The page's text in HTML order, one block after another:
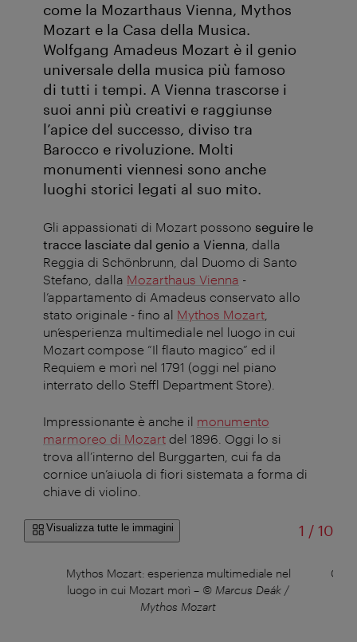
come la Mozarthaus Vienna, Mythos
Mozart e la Casa della Musica.
Wolfgang Amadeus Mozart è il genio
universale della musica più famoso
di tutti i tempi. A Vienna trascorse i
suoi anni più creativi e raggiunse
l’apice del successo, diviso tra
Barocco e rivoluzione. Molti
monumenti viennesi sono anche
luoghi storici legati al suo mito.
Gli appassionati di Mozart possono seguire le
tracce lasciate dal genio a Vienna , dalla
Reggia di Schönbrunn, dal Duomo di Santo
Stefano, dalla Mozarthaus Vienna -
l’appartamento di Amadeus conservato allo
stato originale - fino al Mythos Mozart
un’esperienza multimediale nel luogo in cui
Mozart compose “Il flauto magico” ed il
Requiem e morì nel 1791 (oggi nel piano
interrato dello Steffl Department Store).
Impressionante è anche il monumento
marmoreo di Mozart del 1896. Oggi lo si
trova all’interno del Burggarten, cui fa da
cornice un’aiuola di fiori sistemata a forma di
chiave di violino.
Visualizza tutte le immagini 1 /di
10
Mythos Mozart: esperienza multimediale nel
luogo in cui Mozart morì – © Marcus Deák /
Mythos Mozart